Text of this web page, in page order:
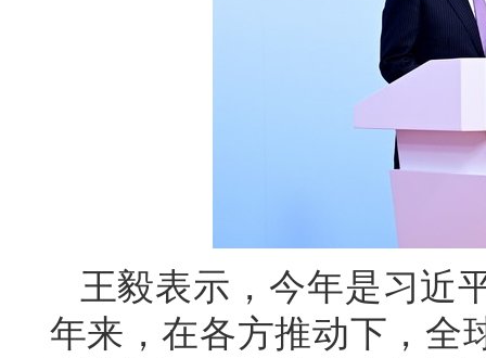
王毅表示，今年是习近
年来，在各方推动下，全